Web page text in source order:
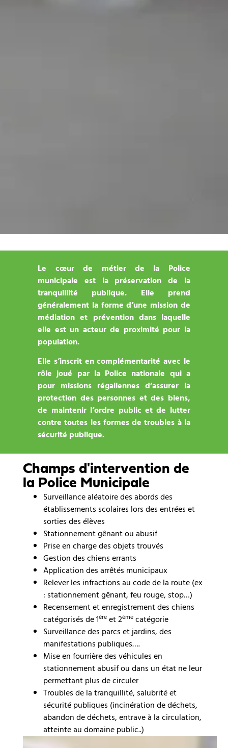
Le cœur de métier de la Police
municipale est la préservation de la
tranquillité publique. Elle prend
généralement la forme d’une mission de
médiation et prévention dans laquelle
elle est un acteur de proximité pour la
population.
Elle s’inscrit en complémentarité avec le
rôle joué par la Police nationale qui a
pour missions régaliennes d’assurer la
protection des personnes et des biens,
de maintenir l’ordre public et de lutter
contre toutes les formes de troubles à la
sécurité publique.
Champs d'intervention de
la Police Municipale
Surveillance aléatoire des abords des
établissements scolaires lors des entrées et
sorties des élèves
Stationnement gênant ou abusif
Prise en charge des objets trouvés
Gestion des chiens errants
Application des arrêtés municipaux
Relever les infractions au code de la route (ex
: stationnement gênant, feu rouge, stop…)
Recensement et enregistrement des chiens
catégorisés de 1èreet 2èmecatégorie
Surveillance des parcs et jardins, des
manifestations publiques….
Mise en fourrière des véhicules en
stationnement abusif ou dans un état ne leur
permettant plus de circuler
Troubles de la tranquillité, salubrité et
sécurité publiques (incinération de déchets,
abandon de déchets, entrave à la circulation,
atteinte au domaine public..)